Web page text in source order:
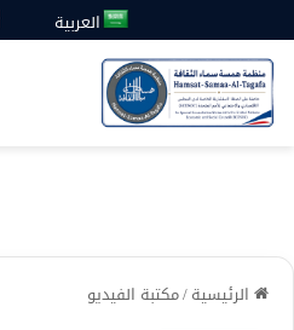
العربية
الرئيسية/مكتبة الفيديو